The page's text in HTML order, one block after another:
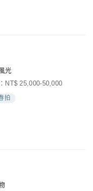
光
NT$ 25,000-50,000
拍